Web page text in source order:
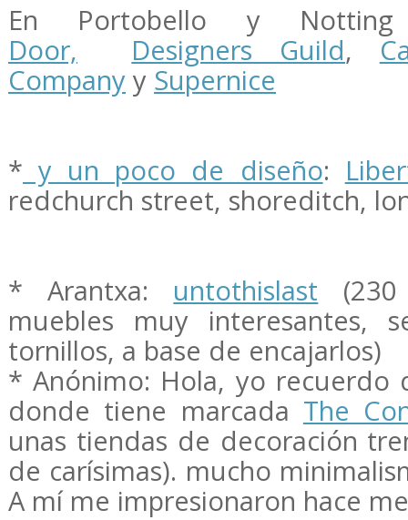
En Portobello y
Door,
Designers Guild,
Company y Supernice
* y un poco de diseño:
redchurch street, shoreditch,
* Arantxa: untothislast
muebles muy interesantes,
tornillos, a base de encajarlos)
* Anónimo: Hola, yo
donde tiene marcada The
unas tiendas de decoración
de carísimas). mucho
A mí me impresionaron hace